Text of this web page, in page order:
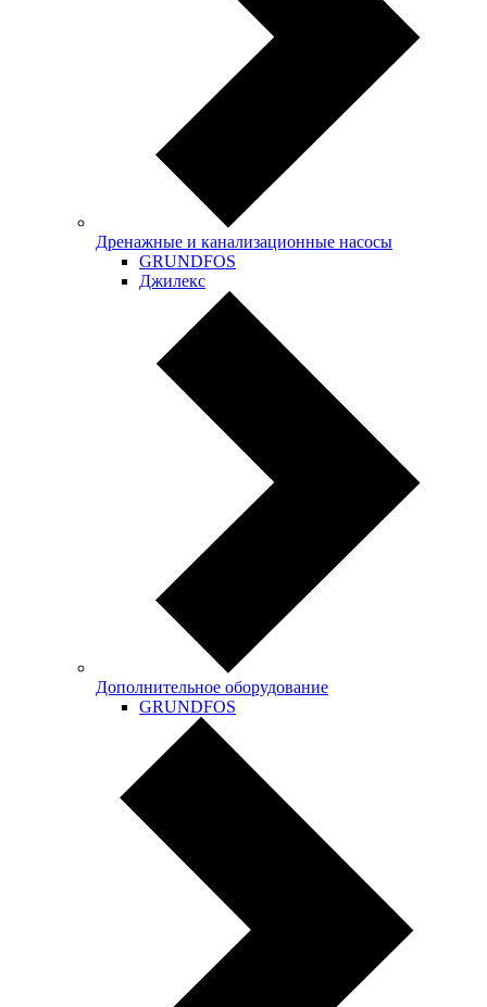
Дренажные и канализационные насосы
GRUNDFOS
Джилекс
Дополнительное оборудование
GRUNDFOS